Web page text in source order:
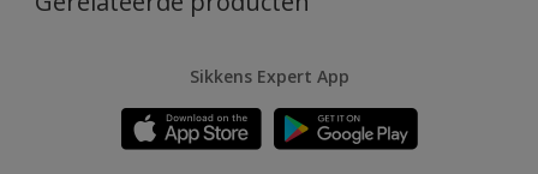
Sikkens Expert App